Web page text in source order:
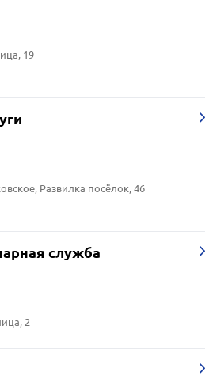
19
Развилка посёлок, 46
служба
2